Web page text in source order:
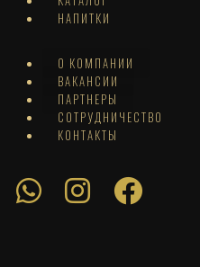
НАПИТКИ
О КОМПАНИИ
ВАКАНСИИ
ПАРТНЕРЫ
СОТРУДНИЧЕСТВО
КОНТАКТЫ